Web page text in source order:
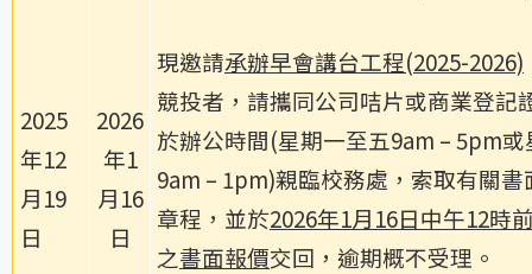
2025
年12
月19
日
2026
年1
月16
日
現邀請承辦早會講台工程(2025-2026)
競投者，請攜同公司咭片或商業登記
於辦公時間(星期一至五9am – 5pm
9am – 1pm)親臨校務處，索取有關書
章程，並於2026年1月16日中午12時
之書面報價交回，逾期概不受理。